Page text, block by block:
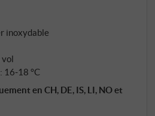
contrôlée. Ensuite,
alambics à vapeur en
et lente, afin que seul
Après six à douze mois
le distillat conserve
inoxydable
vol
16‑18 °C
en CH, DE, IS, LI, NO et